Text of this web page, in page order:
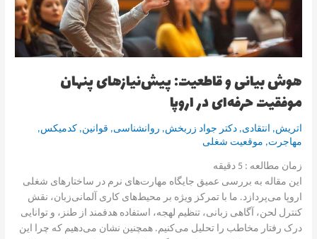
هوش بیانی و قاطعیت: پیش‌نیازهای پنهان
موفقیت حرفه‌ای در اروپا
اتریش, انتقادی,دکتر جواد زربخش, روانشناسی, قوانین, کدمیکس,
مهاجرت, موقعیت شغلی
زمان مطالعه :5 دقیقه
این مقاله به بررسی عمیق جایگاه مهارت‌های نرم در ساختارهای شغلی
اروپا می‌پردازد. ما با تمرکز ویژه بر محیط‌های کاری آلمانی‌زبان، نقش
کنترل لحن، آگاهی زبانی، تنظیم لهجه، استفاده هدفمند از طنز، و توانایی
درک رفتار مخاطب را تحلیل می‌کنیم. همچنین نشان می‌دهیم که چرا این
موفقیت
حرفه‌ای
اروپا